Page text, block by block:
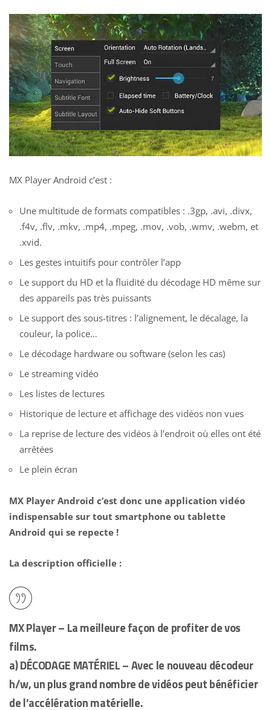
MX Player Android c’est :
Une multitude de formats compatibles : .3gp, .avi, .divx,
.f4v, .flv, .mkv, .mp4, .mpeg, .mov, .vob, .wmv, .webm, et
.xvid.
Les gestes intuitifs pour contrôler l’app
Le support du HD et la fluidité du décodage HD même sur
des appareils pas très puissants
Le support des sous-titres : l’alignement, le décalage, la
couleur, la police…
Le décodage hardware ou software (selon les cas)
Le streaming vidéo
Les listes de lectures
Historique de lecture et affichage des vidéos non vues
La reprise de lecture des vidéos à l’endroit où elles ont été
arrêtées
Le plein écran
MX Player Android c’est donc une application vidéo
indispensable sur tout smartphone ou tablette
Android qui se repecte !
La description officielle :
MX Player – La meilleure façon de profiter de vos
films.
a) DÉCODAGE MATÉRIEL – Avec le nouveau décodeur
h/w, un plus grand nombre de vidéos peut bénéficier
de l’accélération matérielle.